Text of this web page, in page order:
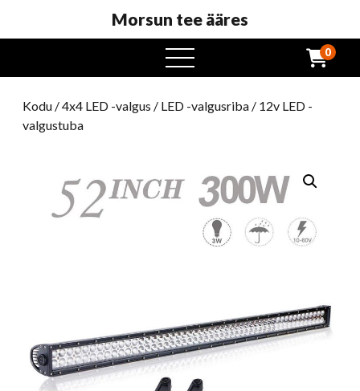
Morsun tee ääres
avatud
menüü
0
Kodu /4x4 LED -valgus / LED -valgusriba / 12v LED -
valgustuba